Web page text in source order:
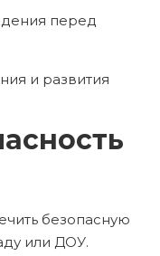
перед
и развития
безопасную
или ДОУ.